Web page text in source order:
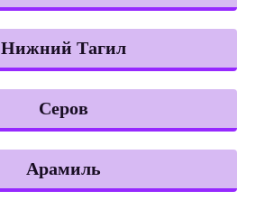
Нижний Тагил
Серов
Арамиль